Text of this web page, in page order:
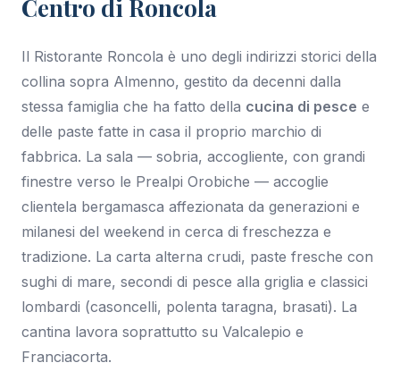
Centro di Roncola
Il Ristorante Roncola è uno degli indirizzi storici della
collina sopra Almenno, gestito da decenni dalla
stessa famiglia che ha fatto della cucina di pesce e
delle paste fatte in casa il proprio marchio di
fabbrica. La sala — sobria, accogliente, con grandi
finestre verso le Prealpi Orobiche — accoglie
clientela bergamasca affezionata da generazioni e
milanesi del weekend in cerca di freschezza e
tradizione. La carta alterna crudi, paste fresche con
sughi di mare, secondi di pesce alla griglia e classici
lombardi (casoncelli, polenta taragna, brasati). La
cantina lavora soprattutto su Valcalepio e
Franciacorta.